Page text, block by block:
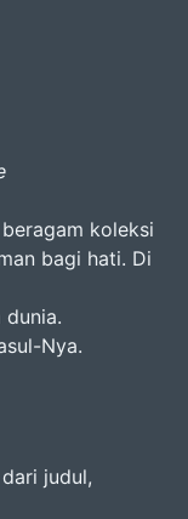
koleksi
bagi hati. Di
dunia.
Nya.
judul,